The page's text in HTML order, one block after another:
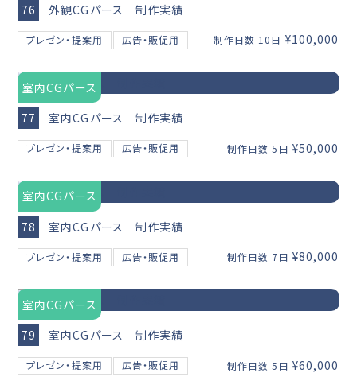
76
外観CGパース 制作実績
プレゼン・提案用 広告・販促用 制作日数 10日 ¥100,000
室内CGパース
77
室内CGパース 制作実績
プレゼン・提案用 広告・販促用 制作日数 5日 ¥50,000
室内CGパース
78
室内CGパース 制作実績
プレゼン・提案用 広告・販促用 制作日数 7日 ¥80,000
室内CGパース
79
室内CGパース 制作実績
プレゼン・提案用 広告・販促用 制作日数 5日 ¥60,000